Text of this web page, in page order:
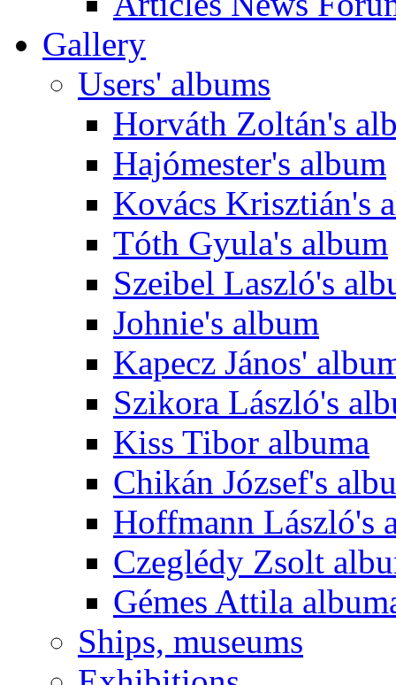
Gallery
Users' albums
Horváth Zoltán's
Hajómester's album
Kovács Krisztián's
Tóth Gyula's album
Szeibel Laszló's
Johnie's album
Kapecz János'
Szikora László's
Kiss Tibor albuma
Chikán József's
Hoffmann László's
Czeglédy Zsolt
Gémes Attila
Ships, museums